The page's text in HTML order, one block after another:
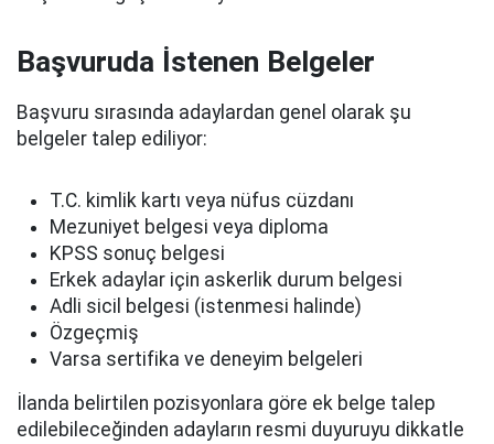
Başvuruda İstenen Belgeler
Başvuru sırasında adaylardan genel olarak şu
belgeler talep ediliyor:
T.C. kimlik kartı veya nüfus cüzdanı
Mezuniyet belgesi veya diploma
KPSS sonuç belgesi
Erkek adaylar için askerlik durum belgesi
Adli sicil belgesi (istenmesi halinde)
Özgeçmiş
Varsa sertifika ve deneyim belgeleri
İlanda belirtilen pozisyonlara göre ek belge talep
edilebileceğinden adayların resmi duyuruyu dikkatle